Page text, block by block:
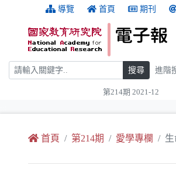
跳到主要內容 導覽 首頁 期刊
搜尋 搜尋 進階
第214期 2021-12
首頁 第214期 愛學專欄